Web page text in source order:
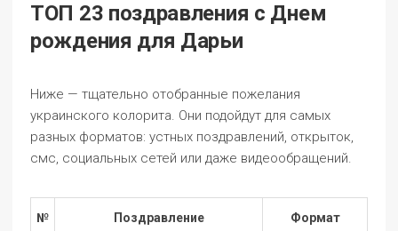
ТОП 23 поздравления с Днем
рождения для Дарьи
Ниже — тщательно отобранные пожелания
украинского колорита. Они подойдут для самых
разных форматов: устных поздравлений, открыток,
смс, социальных сетей или даже видеообращений.
№ Поздравление
Формат